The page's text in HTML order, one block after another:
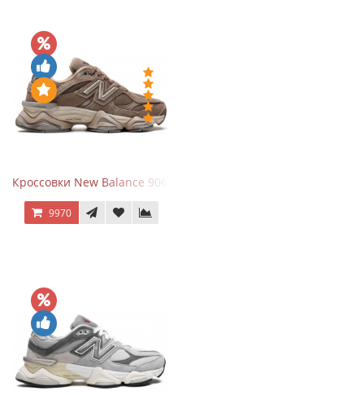
Кроссовки New Balance 9060 Mushroom
9970